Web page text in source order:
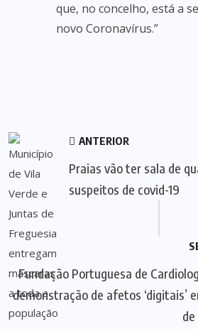
que, no concelho, está a
novo Coronavírus.”
ANTERIOR
Praias vão ter sala de
suspeitos de covid-19
Fundação Portuguesa de
demonstração de afetos ‘digitais’